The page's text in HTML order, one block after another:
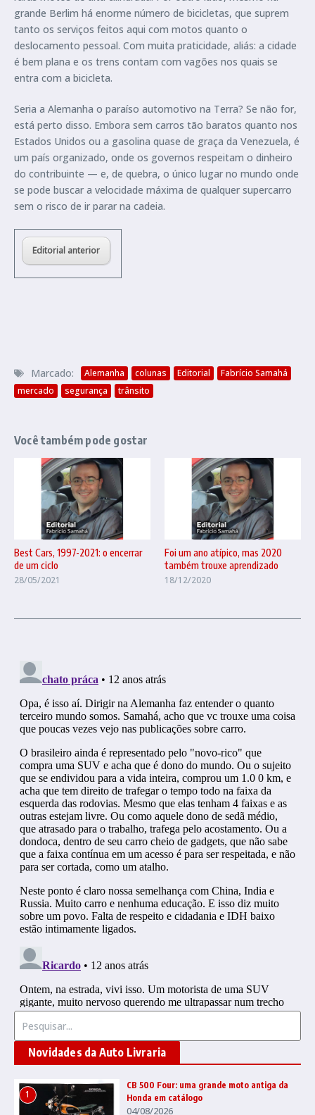
grande Berlim há enorme número de bicicletas, que suprem
tanto os serviços feitos aqui com motos quanto o
deslocamento pessoal. Com muita praticidade, aliás: a cidade
é bem plana e os trens contam com vagões nos quais se
entra com a bicicleta.
Seria a Alemanha o paraíso automotivo na Terra? Se não for,
está perto disso. Embora sem carros tão baratos quanto nos
Estados Unidos ou a gasolina quase de graça da Venezuela, é
um país organizado, onde os governos respeitam o dinheiro
do contribuinte — e, de quebra, o único lugar no mundo onde
se pode buscar a velocidade máxima de qualquer supercarro
sem o risco de ir parar na cadeia.
Editorial anterior
Marcado: Alemanha colunas Editorial
Fabrício Samahá
mercado
segurança trânsito
Você também pode gostar
Best Cars, 1997-2021: o encerrar
de um ciclo
28/05/2021
Foi um ano atípico, mas 2020
também trouxe aprendizado
18/12/2020
Novidades da Auto Livraria
1
CB 500 Four: uma grande moto antiga da
Honda em catálogo
04/08/2026